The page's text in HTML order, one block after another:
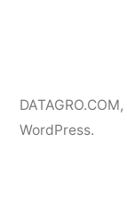
DATAGRO.COM,
WordPress.